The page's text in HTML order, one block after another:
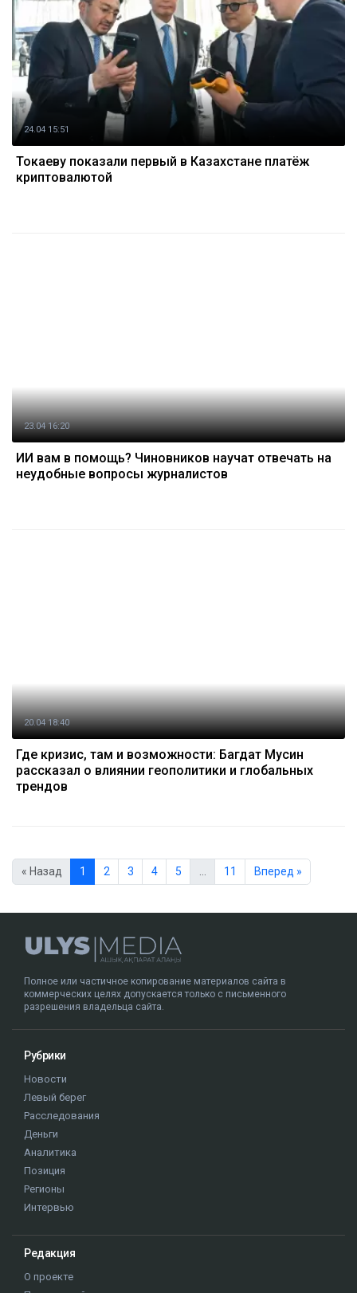
24.04 15:51
Токаеву показали первый в Казахстане платёж
криптовалютой
23.04 16:20
ИИ вам в помощь? Чиновников научат отвечать на
неудобные вопросы журналистов
20.04 18:40
Где кризис, там и возможности: Багдат Мусин
рассказал о влиянии геополитики и глобальных
трендов
« Назад 1 2 3 4 5 … 11 Вперед »
Полное или частичное копирование материалов сайта в
коммерческих целях допускается только с письменного
разрешения владельца сайта.
Рубрики
Новости
Левый берег
Расследования
Деньги
Аналитика
Позиция
Регионы
Интервью
Редакция
О проекте